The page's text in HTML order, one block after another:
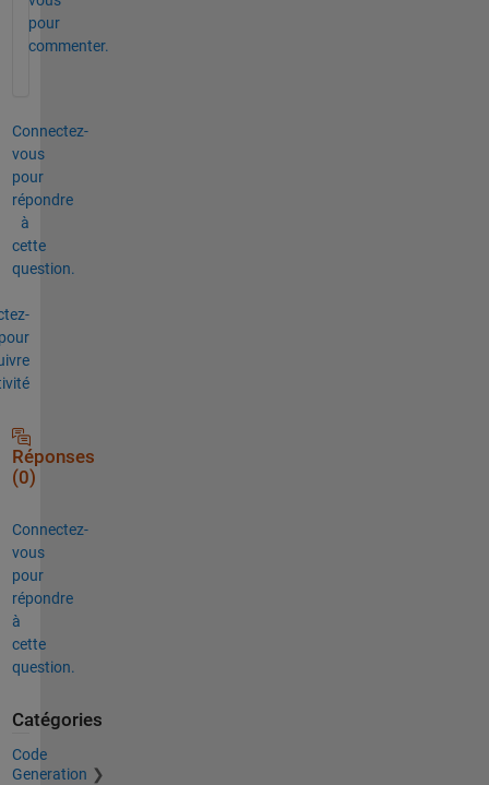
pour
commenter.
Connectez-
vous
pour
répondre
à
cette
question.
Réponses
(0)
Connectez-
vous
pour
répondre
à
cette
question.
Catégories
Code
Generation